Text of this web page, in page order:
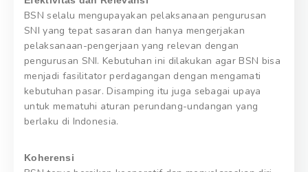
BSN selalu mengupayakan pelaksanaan pengurusan
SNI yang tepat sasaran dan hanya mengerjakan
pelaksanaan-pengerjaan yang relevan dengan
pengurusan SNI. Kebutuhan ini dilakukan agar BSN bisa
menjadi fasilitator perdagangan dengan mengamati
kebutuhan pasar. Disamping itu juga sebagai upaya
untuk mematuhi aturan perundang-undangan yang
berlaku di Indonesia.
Koherensi